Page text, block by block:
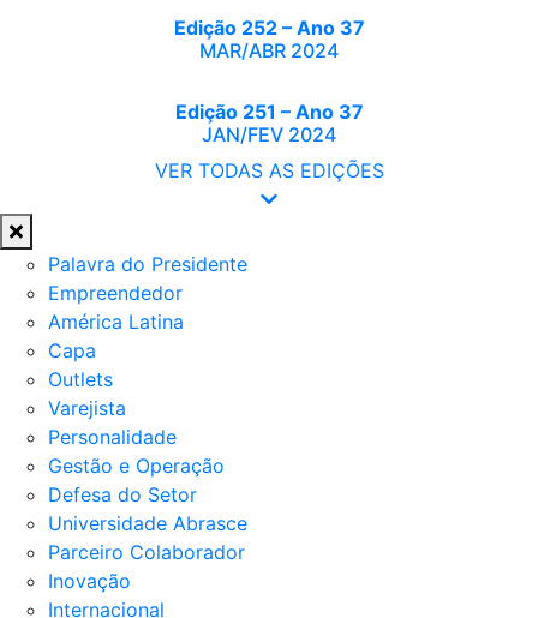
Edição 252 – Ano 37
MAR/ABR 2024
Edição 251 – Ano 37
JAN/FEV 2024
VER TODAS AS EDIÇÕES
Palavra do Presidente
Empreendedor
América Latina
Capa
Outlets
Varejista
Personalidade
Gestão e Operação
Defesa do Setor
Universidade Abrasce
Parceiro Colaborador
Inovação
Internacional